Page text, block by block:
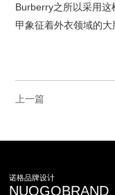
Burberry之所以采用
甲象征着外衣领域的大
上一篇
诺格品牌设计
NUOGOBRAND